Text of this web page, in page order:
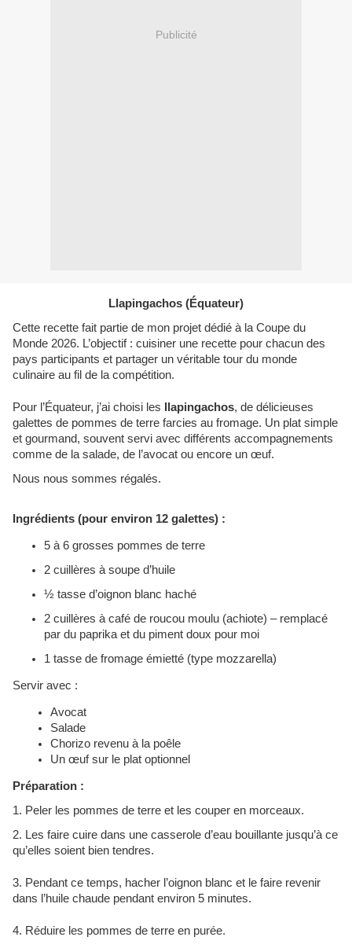
Publicité
Llapingachos (Équateur)
Cette recette fait partie de mon projet dédié à la Coupe du
Monde 2026. L’objectif : cuisiner une recette pour chacun des
pays participants et partager un véritable tour du monde
culinaire au fil de la compétition.
Pour l’Équateur, j’ai choisi les llapingachos, de délicieuses
galettes de pommes de terre farcies au fromage. Un plat simple
et gourmand, souvent servi avec différents accompagnements
comme de la salade, de l’avocat ou encore un œuf.
Nous nous sommes régalés.
Ingrédients (pour environ 12 galettes) :
5 à 6 grosses pommes de terre
2 cuillères à soupe d’huile
½ tasse d’oignon blanc haché
2 cuillères à café de roucou moulu (achiote) – remplacé
par du paprika et du piment doux pour moi
1 tasse de fromage émietté (type mozzarella)
Servir avec :
Avocat
Salade
Chorizo revenu à la poêle
Un œuf sur le plat optionnel
Préparation :
1. Peler les pommes de terre et les couper en morceaux.
2. Les faire cuire dans une casserole d’eau bouillante jusqu’à ce
qu’elles soient bien tendres.
3. Pendant ce temps, hacher l’oignon blanc et le faire revenir
dans l’huile chaude pendant environ 5 minutes.
4. Réduire les pommes de terre en purée.